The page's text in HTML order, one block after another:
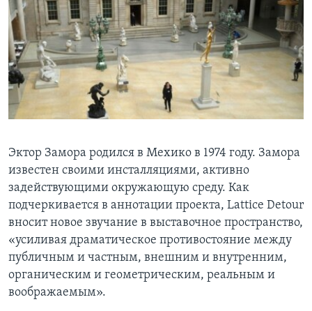
Эктор Замора родился в Мехико в 1974 году. Замора
известен своими инсталляциями, активно
задействующими окружающую среду. Как
подчеркивается в аннотации проекта, Lattice Detour
вносит новое звучание в выставочное пространство,
«усиливая драматическое противостояние между
публичным и частным, внешним и внутренним,
органическим и геометрическим, реальным и
воображаемым».